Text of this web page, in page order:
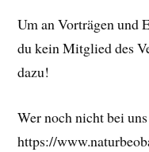
Um an Vorträgen und
du kein Mitglied des
dazu!
Wer noch nicht bei
https://